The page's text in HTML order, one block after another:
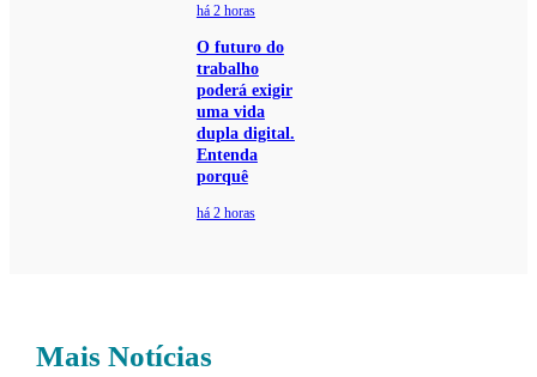
há 2 horas
O futuro do
trabalho
poderá exigir
uma vida
dupla digital.
Entenda
porquê
há 2 horas
Mais Notícias